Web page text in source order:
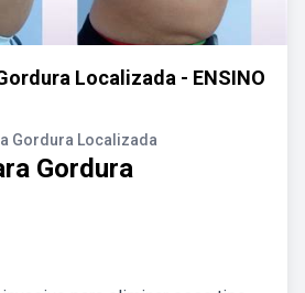
Localizada - ENSINO
Gordura Localizada
Gordura